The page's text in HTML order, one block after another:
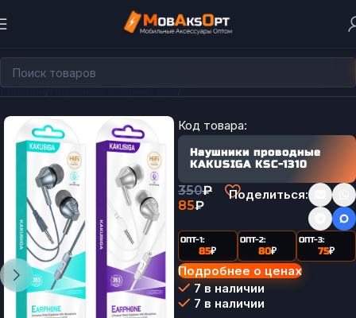
Главная Наушники и гарнитуры Проводные наушники
Код товара:
Наушники проводные
KAKUSIGA KSC-1310
350₽
85₽
Поделиться:
ОПТ-1:
85₽
ОПТ-2:
80₽
ОПТ-3:
75₽
Подробнее о ценах
7 в наличии
7 в наличии